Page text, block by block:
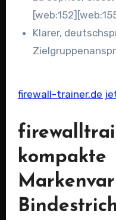
Klarer,
firewall-trainer.de
kompakte